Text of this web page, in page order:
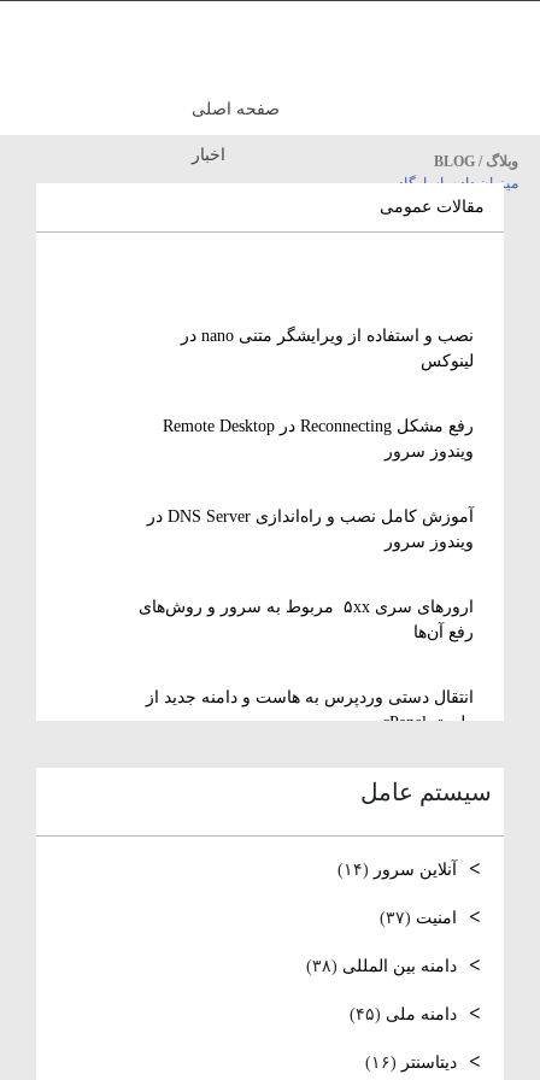
وبلاگ / BLOG
میزبان داده پاسارگاد
صفحه اصلی
اخبار
مقالات عمومی
نصب و استفاده از ویرایشگر متنی nano در
لینوکس
رفع مشکل Reconnecting در Remote Desktop
ویندوز سرور
آموزش کامل نصب و راه‌اندازی DNS Server در
ویندوز سرور
ارورهای سری ۵xx مربوط به سرور و روش‌های
رفع آن‌ها
انتقال دستی وردپرس به هاست و دامنه جدید از
طریق cPanel
نصب و راه اندازی NTP
سیستم عامل
آنلاین سرور (۱۴)
امنیت(۳۷)
دامنه بین المللی(۳۸)
دامنه ملی(۴۵)
دیتاسنتر(۱۶)